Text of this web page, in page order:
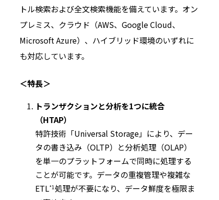
トル検索および全文検索機能を備えています。オン
プレミス、クラウド（AWS、Google Cloud、
Microsoft Azure）、ハイブリッド環境のいずれに
も対応しています。
＜特長＞
トランザクションと分析を1つに統合
（HTAP）
特許技術「Universal Storage」により、デー
タの書き込み（OLTP）と分析処理（OLAP）
を単一のプラットフォームで同時に処理する
ことが可能です。データの重複管理や複雑な
ETL*1処理が不要になり、データ鮮度を極限ま